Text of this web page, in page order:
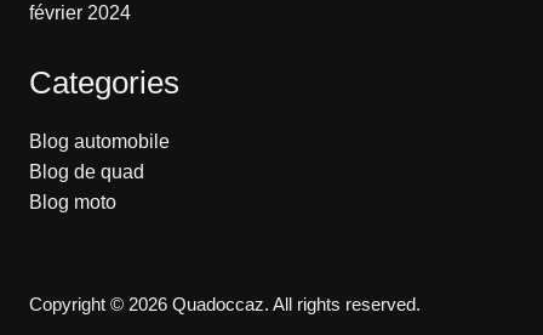
février 2024
Categories
Blog automobile
Blog de quad
Blog moto
Copyright © 2026 Quadoccaz. All rights reserved.